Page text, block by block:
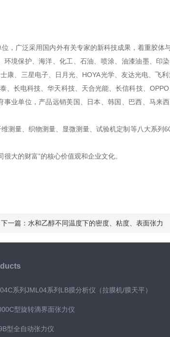
广泛采用国内外有关专家的新科技成果，着重胶体
境保护、海洋、化工、石油、喷涂、油漆油墨、印
、三星电子、日月光、HOYA光学、友达光电、飞
长电科技、华天科技、天合光能、长信科技、
业单位，产品远销美国、日本、韩国、巴西、马来
量、织物测量、显微测量、试验机定制等八大系列
大的财富”的核心价值观和企业文化。
下一篇： 水和乙醇不同温度下的密度、粘度、表面张力
系列JML04系列LB膜分析仪（拉膜机/膜天平）
型旋转滴界面张力仪
型全自动张力仪